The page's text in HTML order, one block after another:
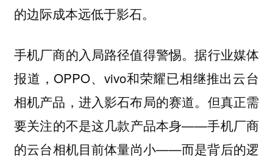
的边际成本远低于影石。
手机厂商的入局路径值得警惕。据行业媒体
报道，OPPO、vivo和荣耀已相继推出云台
相机产品，进入影石布局的赛道。但真正需
要关注的不是这几款产品本身——手机厂商
的云台相机目前体量尚小——而是背后的逻